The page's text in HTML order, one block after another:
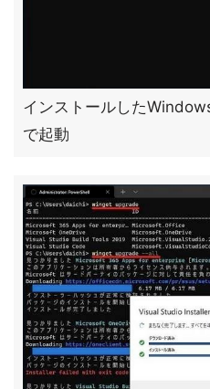
インストールした
で起動